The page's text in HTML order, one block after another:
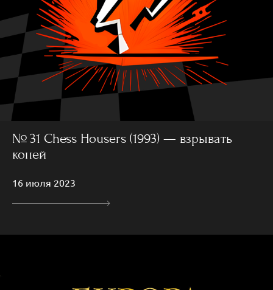
№ 31 Chess Housers (1993) — взрывать
коней
16 июля 2023